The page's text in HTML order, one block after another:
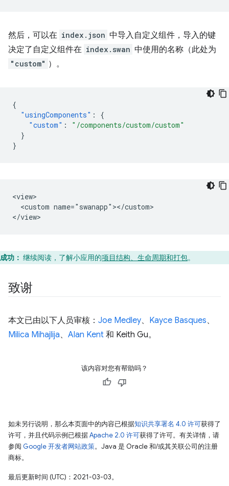
然后，可以在 index.json 中导入自定义组件，导入的键
决定了自定义组件在 index.swan 中使用的名称（此处为
"custom" ）。
{
"usingComponents" :
{
"custom" :
"/components/custom/custom"
}
}
<view>
  <custom name="swanapp"></custom>
成功： 继续阅读，了解小应用的项目结构、生命周期和打包。
致谢
本文已由以下人员审核： Joe Medley、 Kayce Basques、
Milica Mihajlija、 Alan Kent 和 Keith Gu。
该内容对您有帮助吗？
如未另行说明，那么本页面中的内容已根据知识共享署名 4.0 许可获得了
许可，并且代码示例已根据Apache 2.0 许可获得了许可。有关详情，请
参阅 Google 开发者网站政策。Java 是 Oracle 和/或其关联公司的注册
商标。
最后更新时间 (UTC)：2021-03-03。